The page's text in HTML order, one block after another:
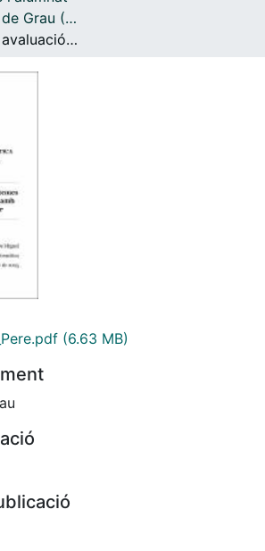
Com publicar
Treballs Finals de Grau (TFG) - Enginyeria Informàtica
Comparativa i avaluació de sistemes d'emulació en microconsoles amb un Single-Board Computer
(6.63 MB)